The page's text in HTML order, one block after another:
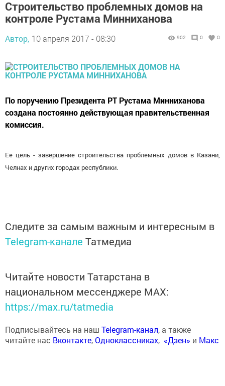
Строительство проблемных домов на
контроле Рустама Минниханова
Автор, 10 апреля 2017 - 08:30 902 0 0
По поручению Президента РТ Рустама Минниханова
создана постоянно действующая правительственная
комиссия.
Ее цель - завершение строительства проблемных домов в Казани,
Челнах и других городах республики.
Следите за самым важным и интересным в
Telegram-канале Татмедиа
Читайте новости Татарстана в
национальном мессенджере MАХ:
https://max.ru/tatmedia
Подписывайтесь на наш Telegram-канал, а также
читайте нас Вконтакте,Одноклассниках, «Дзен» и Макс